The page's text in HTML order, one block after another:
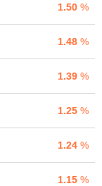
1.50 %
1.48 %
1.39 %
1.25 %
1.24 %
1.15 %